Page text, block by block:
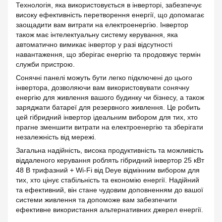
Технологія, яка використовується в інверторі, забезпечує
високу ефективність перетворення енергії, що допомагає
заощадити вам витрати на електроенергію. Інвертор
також має інтелектуальну систему керування, яка
автоматично вимикає інвертор у разі відсутності
навантаження, що зберігає енергію та продовжує термін
служби пристрою.
Сонячні панелі можуть бути легко підключені до цього
інвертора, дозволяючи вам використовувати сонячну
енергію для живлення вашого будинку чи бізнесу, а також
заряджати батареї для резервного живлення. Це робить
цей гібридний інвертор ідеальним вибором для тих, хто
прагне зменшити витрати на електроенергію та зберігати
незалежність від мережі.
Загальна надійність, висока продуктивність та можливість
віддаленого керування роблять гібридний інвертор 25 кВт
48 В трифазний + Wi-Fi від Deye відмінним вибором для
тих, хто цінує стабільність та економію енергії. Надійний
та ефективний, він стане чудовим доповненням до вашої
системи живлення та допоможе вам забезпечити
ефективне використання альтернативних джерел енергії.